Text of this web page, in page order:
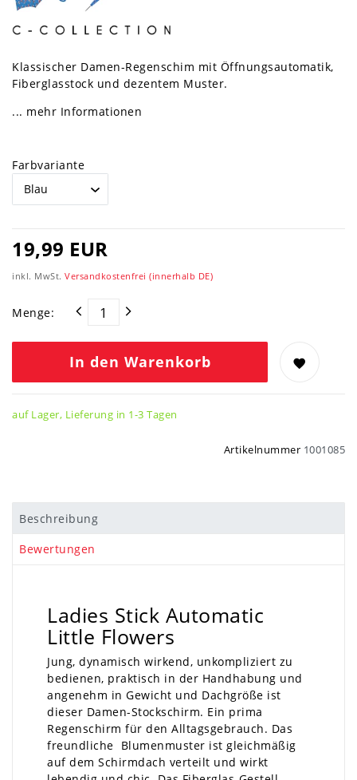
Klassischer Damen-Regenschim mit Öffnungsautomatik,
Fiberglasstock und dezentem Muster.
... mehr Informationen
Farbvariante
19,99 EUR
inkl. MwSt. Versandkostenfrei (innerhalb DE)
Menge:
In den Warenkorb
auf Lager, Lieferung in 1-3 Tagen
Artikelnummer 1001085
Beschreibung
Bewertungen
Ladies Stick Automatic
Little Flowers
Jung, dynamisch wirkend, unkompliziert zu
bedienen, praktisch in der Handhabung und
angenehm in Gewicht und Dachgröße ist
dieser Damen-Stockschirm. Ein prima
Regenschirm für den Alltagsgebrauch. Das
freundliche Blumenmuster ist gleichmäßig
auf dem Schirmdach verteilt und wirkt